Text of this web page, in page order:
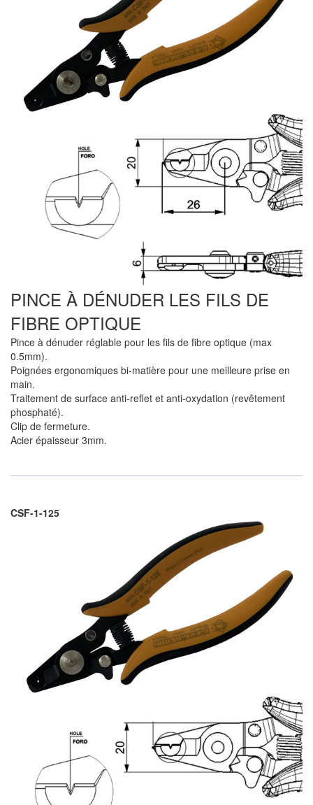
PINCE À DÉNUDER LES FILS DE
FIBRE OPTIQUE
Pince à dénuder réglable pour les fils de fibre optique (max
0.5mm).
Poignées ergonomiques bi-matière pour une meilleure prise en
main.
Traitement de surface anti-reflet et anti-oxydation (revêtement
phosphaté).
Clip de fermeture.
Acier épaisseur 3mm.
CSF-1-125